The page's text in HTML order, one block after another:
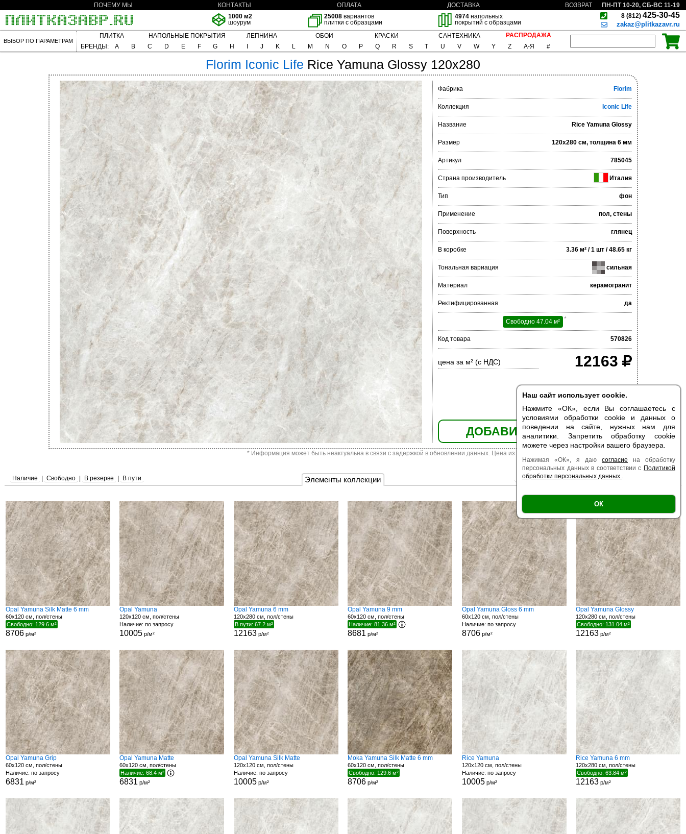
Наш сайт использует cookie.
Нажмите «ОК», если Вы соглашаетесь с
условиями обработки cookie и данных о
поведении на сайте, нужных нам для
аналитики. Запретить обработку cookie
можете через настройки вашего браузера.
Нажимая «ОК», я даю согласие на обработку
персональных данных в соответствии с Политикой
обработки персональных данных .
ОК
ПОЧЕМУ МЫ КОНТАКТЫ ОПЛАТА ДОСТАВКА ВОЗВРАТ
ПН-ПТ 10-20, СБ-ВС 11-19
1000 м2
шоурум
25008 вариантов
плитки с образцами
4974напольных
покрытий с образцами
8 (812) 425-30-45
zakaz@plitkazavr.ru
ВЫБОР ПО ПАРАМЕТРАМ
ПЛИТКА НАПОЛЬНЫЕ ПОКРЫТИЯ ЛЕПНИНА ОБОИ КРАСКИ САНТЕХНИКА
РАСПРОДАЖА
БРЕНДЫ:
A B C D E F G H J K L M N O P Q R S T U V W Y Z А-Я #
Florim Iconic Life Rice Yamuna Glossy 120x280
Фабрика Florim
Коллекция Iconic Life
Название Rice Yamuna Glossy
Размер 120x280 см, толщина 6 мм
Артикул 785045
Страна производитель Италия
Тип фон
Применение пол, стены
Поверхность глянец
В коробке 3.36 м² / 1 шт / 48.65 кг
Тональная вариация сильная
Материал керамогранит
Ректифицированная да
Свободно 47.04 м² *
Код товара 570826
цена за м² (с НДС) 12163
ДОБАВИТЬ В КОРЗИНУ
* Информация может быть неактуальна в связи с задержкой в обновлении данных. Цена из наличия может отличаться от указанной.
Элементы коллекции
Наличие Свободно В резерве В пути Есть образец | Поверхность |
Opal Yamuna Silk Matte 6 mm
60x120 см, пол/стены
Свободно: 129.6 м²
8706р/м²
Opal Yamuna
120x120 см, пол/стены
Наличие: по запросу
10005 р/м²
Opal Yamuna 6 mm
120x280 см, пол/стены
В пути: 67.2 м²
12163р/м²
Opal Yamuna 9 mm
60x120 см, пол/стены
Наличие: 81.36 м²
8681 р/м²
Opal Yamuna Gloss 6 mm
60x120 см, пол/стены
Наличие: по запросу
8706р/м²
Opal Yamuna Glossy
120x280 см, пол/стены
Свободно: 131.04 м²
12163 р/м²
Opal Yamuna Grip
60x120 см, пол/стены
Наличие: по запросу
6831 р/м²
Opal Yamuna Matte
60x120 см, пол/стены
Наличие: 68.4 м²
6831 р/м²
Opal Yamuna Silk Matte
120x120 см, пол/стены
Наличие: по запросу
10005р/м²
Moka Yamuna Silk Matte 6 mm
60x120 см, пол/стены
Свободно: 129.6 м²
8706 р/м²
Rice Yamuna
120x120 см, пол/стены
Наличие: по запросу
10005р/м²
Rice Yamuna 6 mm
120x280 см, пол/стены
Свободно: 63.84 м²
12163 р/м²